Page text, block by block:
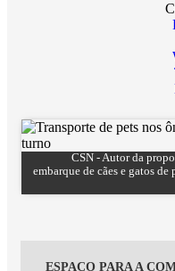
CSN - Autor da
embarque de cães e gatos
ESPAÇO PARA A